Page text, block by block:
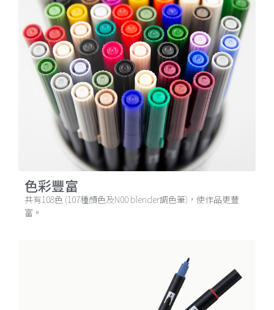
色彩豐富
共有108色 (107種顏色及N00 blender調色筆)，使作品更豐
富。